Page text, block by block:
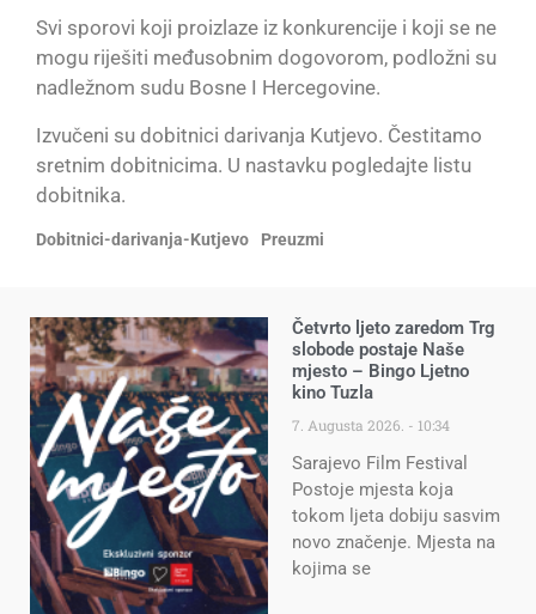
Svi sporovi koji proizlaze iz konkurencije i koji se ne
mogu riješiti međusobnim dogovorom, podložni su
nadležnom sudu Bosne I Hercegovine.
Izvučeni su dobitnici darivanja Kutjevo. Čestitamo
sretnim dobitnicima. U nastavku pogledajte listu
dobitnika.
Dobitnici-darivanja-Kutjevo Preuzmi
Četvrto ljeto zaredom Trg
slobode postaje Naše
mjesto – Bingo Ljetno
kino Tuzla
7. Augusta 2026. 10:34
Sarajevo Film Festival
Postoje mjesta koja
tokom ljeta dobiju sasvim
novo značenje. Mjesta na
kojima se